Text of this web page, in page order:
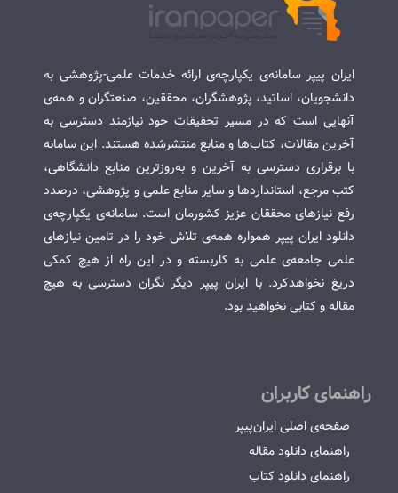
ایران پیپر سامانه‌ی یکپارچه‌ی ارائه خدمات علمی-پژوهشی به
دانشجویان، اساتید، پژوهشگران، محققین، صنعتگران و همه‌ی
آنهایی است که در مسیر تحقیقات خود نیازمند دسترسی به
آخرین مقالات، کتاب‌ها و منابع منتشرشده هستند. این سامانه
با برقراری دسترسی به آخرین و به‌روزترین منابع دانشگاهی،
کتب مرجع، استانداردها و سایر منابع علمی و پژوهشی، درصدد
رفع نیازهای محققان عزیز کشورمان است. سامانه‌ی یکپارچه‌ی
دانلود ایران پیپر همواره همه‌ی تلاش خود را در تامین نیازهای
علمی جامعه‌ی علمی به کاربسته و در این راه از هیچ کمکی
دریغ نخواهدکرد. با ایران پیپر دیگر نگران دسترسی به هیچ
مقاله و کتابی نخواهید بود.
راهنمای کاربران
صفحه‌ی اصلی ایران‌پیپر
راهنمای دانلود مقاله
راهنمای دانلود کتاب